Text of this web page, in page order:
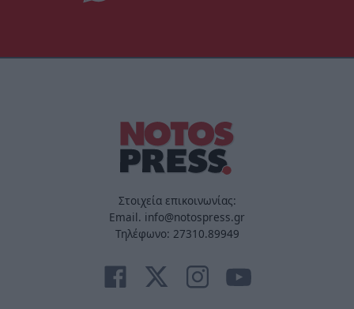
Στοιχεία επικοινωνίας:
Email. info@notospress.gr
Τηλέφωνο: 27310.89949